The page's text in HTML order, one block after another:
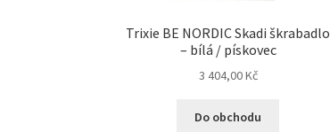
Trixie BE NORDIC Skadi škrabadlo
– bílá / pískovec
3 404,00Kč
Do obchodu